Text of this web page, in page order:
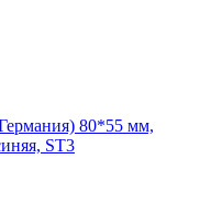
80*55 мм,
ST3